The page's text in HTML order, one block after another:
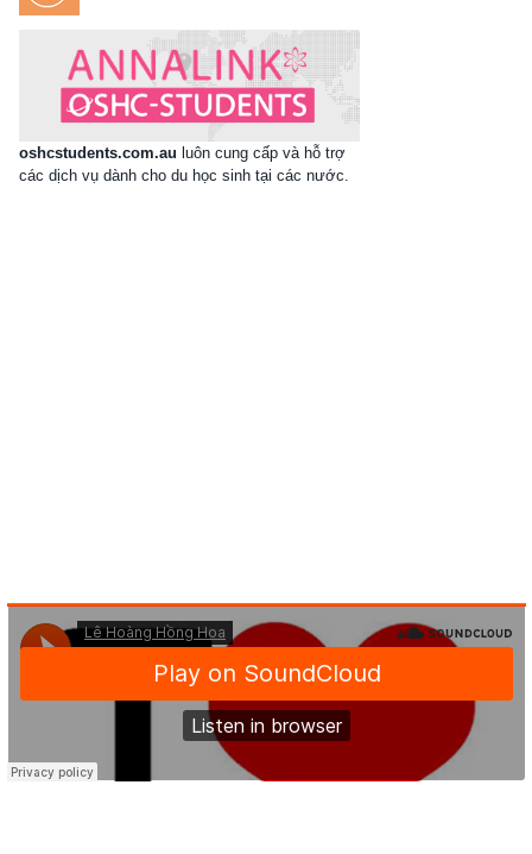
oshcstudents.com.au luôn cung cấp và hỗ trợ
các dịch vụ dành cho du học sinh tại các nước.